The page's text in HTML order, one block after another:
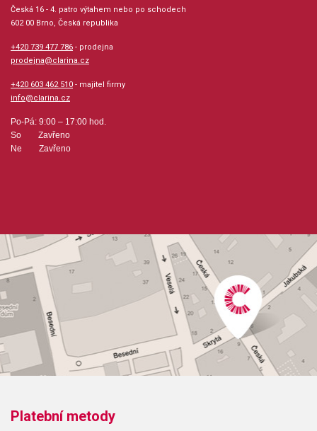
hudební úprava: melodie / klavír
Obsazení: solo
Odběr minimálně 1 kus
Výrobce: EDITIO MUSICA BUDAPEST Music P
/Haussmann/Alla Polacca
/Haussmann/Studentenlied Galliarda /Franck/ Tanzlied
/Franck/Dantz /Peuerl/Divisions /Simpson/Ballo
Ongaro Chorea Hungarica Air /Lully/ Menuet /Lully/Bourrée
/Muffat/ Suite /Purcell/Passepied /Campra/Musette
/Monteclair/Gavotte Les moissoneurs /Couperin/Choral
/Bach/ Menuet /Händel/Menuet (C) /Haydn/Menuet (D)
/Haydn/Presto /Haydn/Hymnus /Mozart/ Quadrille
/Mozart/ German Dance /Mozart/ Contredance
Česká 16 - 4. patro výtahem nebo po schodech
602 00 Brno, Česká republika
+420 739 477 786 - prodejna
prodejna@clarina.cz
+420 603 462 510 - majitel firmy
info@clarina.cz
Po-Pá: 9:00 – 17:00 hod.
So Zavřeno
Ne Zavřeno
Platební metody